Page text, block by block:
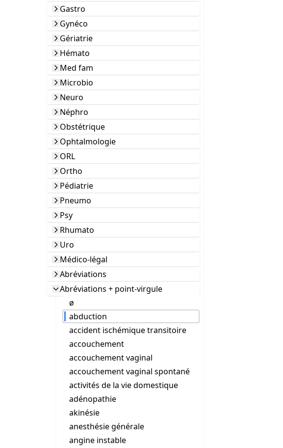
Gastro
Gynéco
Gériatrie
Hémato
Med fam
Microbio
Neuro
Néphro
Obstétrique
Ophtalmologie
ORL
Ortho
Pédiatrie
Pneumo
Psy
Rhumato
Uro
Médico-légal
Abréviations
Abréviations + point-virgule
ø
abduction
accident ischémique transitoire
accouchement
accouchement vaginal
accouchement vaginal spontané
activités de la vie domestique
adénopathie
akinésie
anesthésie générale
angine instable